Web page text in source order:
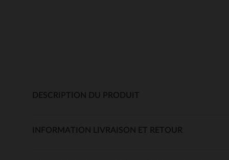
DESCRIPTION DU PRODUIT
INFORMATION LIVRAISON ET RETOUR